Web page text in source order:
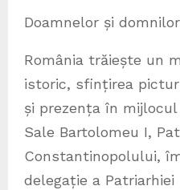
Doamnelor și
România trăiește un
istoric, sfințirea
și prezența în
Sale Bartolomeu I,
Constantinopolului,
delegație a Patriarhiei